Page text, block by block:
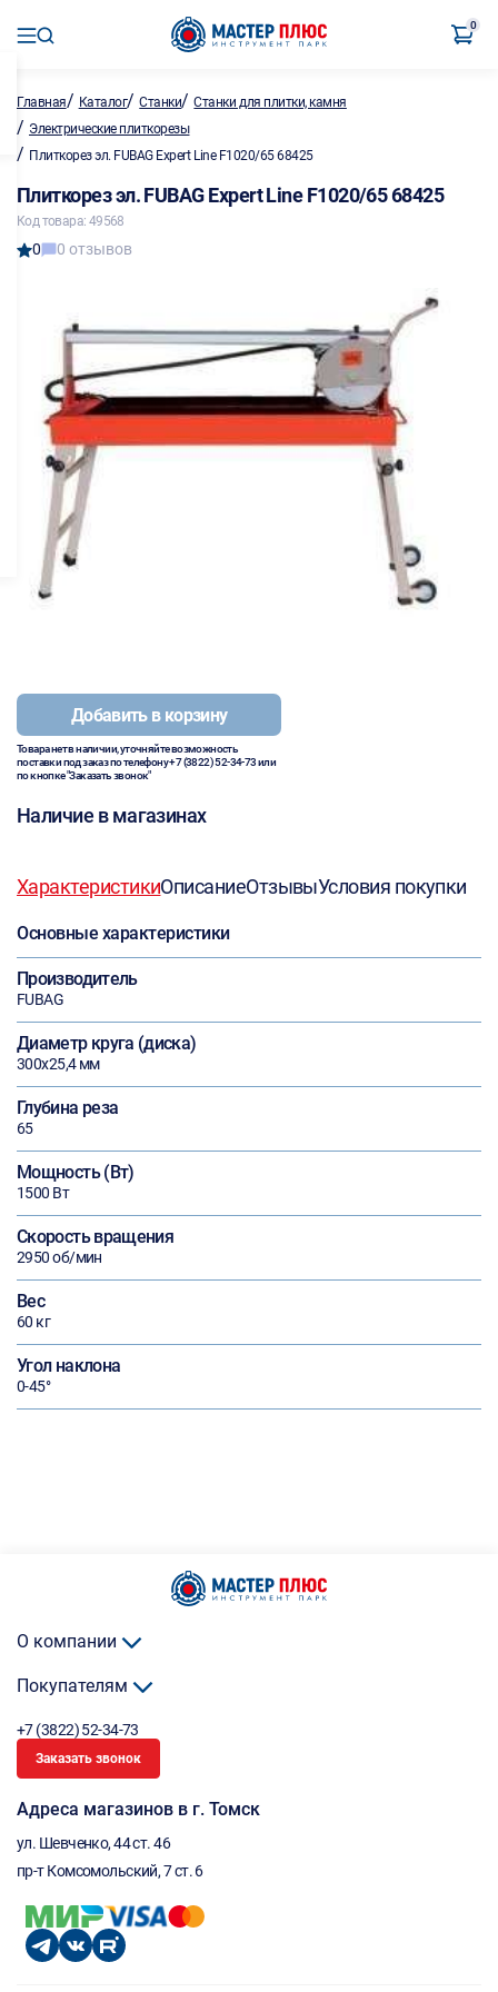
0
Главная/ Каталог/Станки/Станки для плитки, камня
/ Электрические плиткорезы
/ Плиткорез эл. FUBAG Expert Line F1020/65 68425
Плиткорез эл. FUBAG Expert Line F1020/65 68425
Код товара: 49568
0 0 отзывов
Добавить в корзину
Товара нет в наличии, уточняйте возможность
поставки под заказ по телефону+7 (3822) 52-34-73или
по кнопке "Заказать звонок"
Наличие в магазинах
ХарактеристикиОписаниеОтзывыУсловия покупки
Основные характеристики
Производитель
FUBAG
Диаметр круга (диска)
300х25,4 мм
Глубина реза
65
Мощность (Вт)
1500 Вт
Скорость вращения
2950 об/мин
Вес
60 кг
Угол наклона
0-45°
О компании
Покупателям
+7 (3822) 52-34-73
Заказать звонок
Адреса магазинов в г. Томск
ул. Шевченко, 44 ст. 46
пр-т Комсомольский, 7 ст. 6